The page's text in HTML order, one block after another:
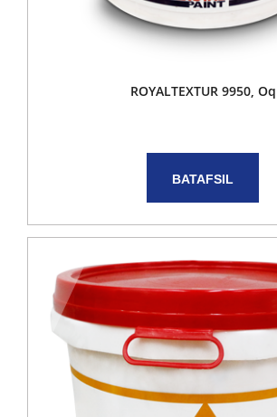
ROYALTEXTUR 9950, Oq
BATAFSIL